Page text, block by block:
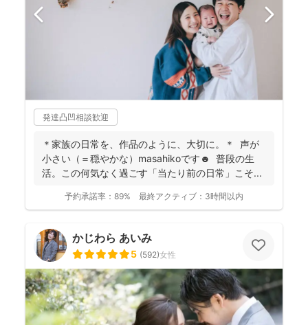
発達凸凹相談歓迎
＊家族の日常を、作品のように、大切に。＊ 声が
小さい（＝穏やかな）masahikoです☻ 普段の生
活。この何気なく過ごす「当たり前の日常」こそ...
予約承諾率： 89% 最終アクティブ： 3時間以内
かじわら あいみ
5 (592)女性